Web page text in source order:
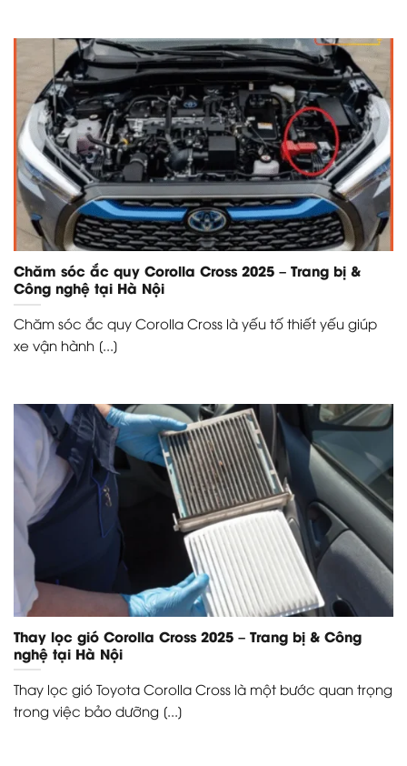
Chăm sóc ắc quy Corolla Cross 2025 – Trang bị &
Công nghệ tại Hà Nội
Chăm sóc ắc quy Corolla Cross là yếu tố thiết yếu giúp
xe vận hành [...]
Thay lọc gió Corolla Cross 2025 – Trang bị & Công
nghệ tại Hà Nội
Thay lọc gió Toyota Corolla Cross là một bước quan trọng
trong việc bảo dưỡng [...]